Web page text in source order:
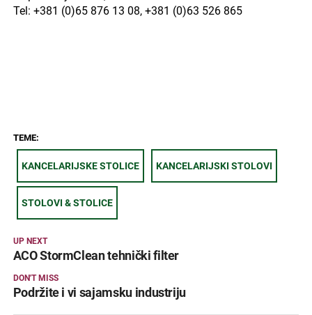
Tel: +381 (0)65 876 13 08, +381 (0)63 526 865
TEME:
KANCELARIJSKE STOLICE KANCELARIJSKI STOLOVI
STOLOVI & STOLICE
UP NEXT
ACO StormClean tehnički filter
DON'T MISS
Podržite i vi sajamsku industriju